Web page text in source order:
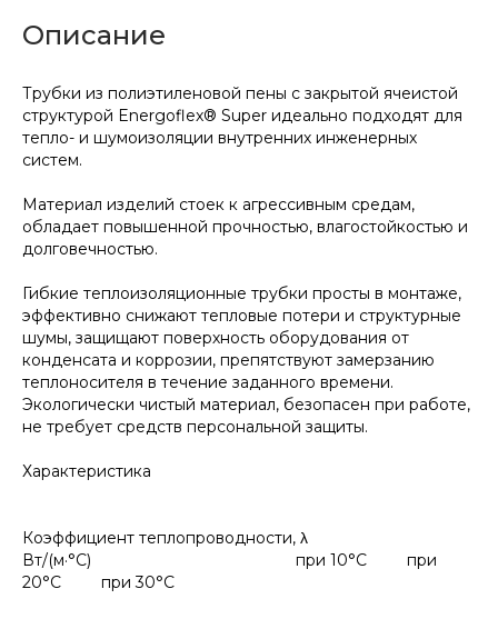
Описание
Трубки из полиэтиленовой пены с закрытой ячеистой
структурой Energoflex® Super идеально подходят для
тепло- и шумоизоляции внутренних инженерных
систем.
Материал изделий стоек к агрессивным средам,
обладает повышенной прочностью, влагостойкостью и
долговечностью.
Гибкие теплоизоляционные трубки просты в монтаже,
эффективно снижают тепловые потери и структурные
шумы, защищают поверхность оборудования от
конденсата и коррозии, препятствуют замерзанию
теплоносителя в течение заданного времени.
Экологически чистый материал, безопасен при работе,
не требует средств персональной защиты.
Коэффициент теплопроводности, λ
Вт/(м·°С) при 10°С при
20°С при 30°С